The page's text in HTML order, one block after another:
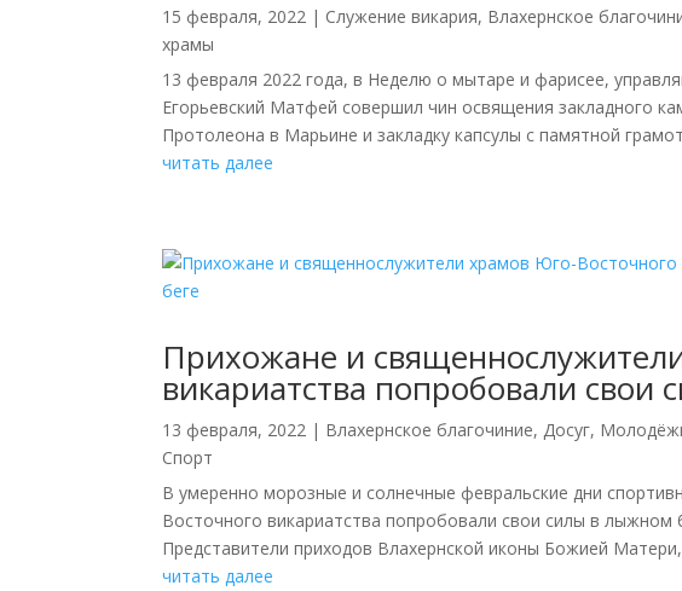
15 февраля, 2022 | Cлужение викария, Влахернское
храмы
13 февраля 2022 года, в Неделю о мытаре и фарисее,
Егорьевский Матфей совершил чин освящения закладного
Протолеона в Марьине и закладку капсулы с памятной
читать далее
Прихожане и
викариатства попробовали свои
13 февраля, 2022 | Влахернское благочиние,Досуг,
Спорт
В умеренно морозные и солнечные февральские дни
Восточного викариатства попробовали свои силы в лыжном
Представители приходов Влахернской иконы Божией
читать далее